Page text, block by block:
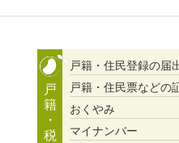
戸
籍
・
税
戸籍・住民登録の届
戸籍・住民票などの
おくやみ
マイナンバー